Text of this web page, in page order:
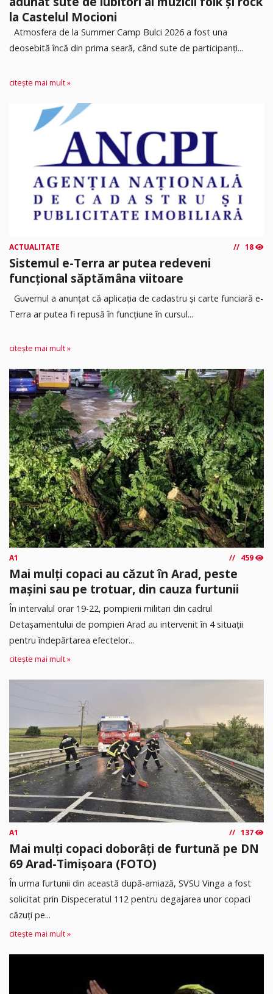
la Castelul Mocioni
Atmosfera de la Summer Camp Bulci 2026 a fost una
deosebită încă din prima seară, când sute de participanți...
citește mai mult »
ACTUALITATE 18
Sistemul e-Terra ar putea redeveni
funcțional săptămâna viitoare
Guvernul a anunțat că aplicația de cadastru și carte funciară e-
Terra ar putea fi repusă în funcțiune în cursul...
citește mai mult »
A1 459
Mai mulți copaci au căzut în Arad, peste
mașini sau pe trotuar, din cauza furtunii
În intervalul orar 19-22, pompierii militari din cadrul
Detașamentului de pompieri Arad au intervenit în 4 situații
pentru îndepărtarea efectelor...
citește mai mult »
A1 137
Mai mulți copaci doborâți de furtună pe DN
69 Arad-Timișoara (FOTO)
În urma furtunii din această după-amiază, SVSU Vinga a fost
solicitat prin Dispeceratul 112 pentru degajarea unor copaci
căzuți pe...
citește mai mult »